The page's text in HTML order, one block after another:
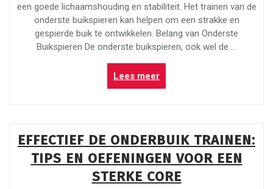
een goede lichaamshouding en stabiliteit. Het trainen van de
onderste buikspieren kan helpen om een strakke en
gespierde buik te ontwikkelen. Belang van Onderste
Buikspieren De onderste buikspieren, ook wel de …
Lees meer“Effectief
Onderste
Buikspieren
en
Oefeningen
voor
een
EFFECTIEF DE ONDERBUIK TRAINEN:
TIPS EN OEFENINGEN VOOR EEN
STERKE CORE